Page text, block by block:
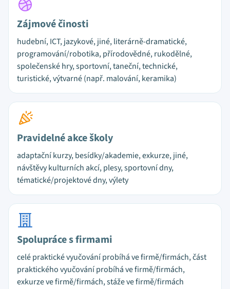
Zájmové činosti
hudební, ICT, jazykové, jiné, literárně-dramatické,
programování/robotika, přírodovědné, rukodělné,
společenské hry, sportovní, taneční, technické,
turistické, výtvarné (např. malování, keramika)
Pravidelné akce školy
adaptační kurzy, besídky/akademie, exkurze, jiné,
návštěvy kulturních akcí, plesy, sportovní dny,
tématické/projektové dny, výlety
Spolupráce s firmami
celé praktické vyučování probíhá ve firmě/firmách, část
praktického vyučování probíhá ve firmě/firmách,
exkurze ve firmě/firmách, stáže ve firmě/firmách